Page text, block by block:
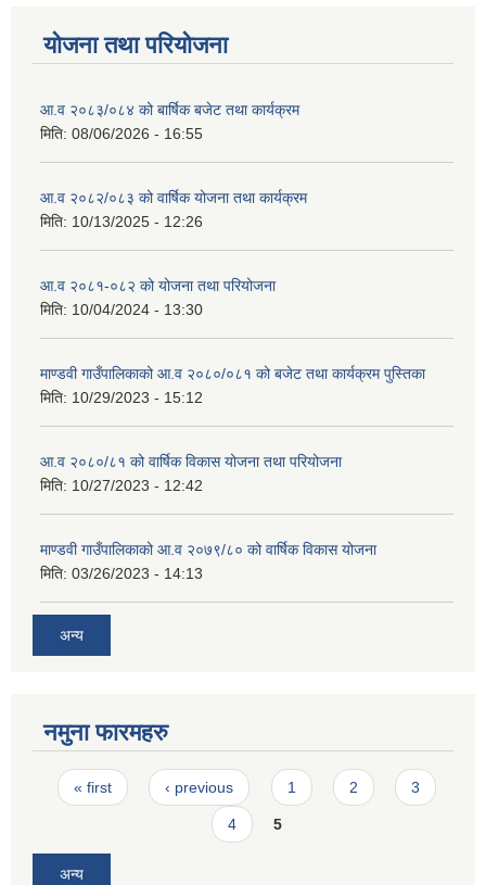
योजना तथा परियोजना
आ.व २०८३/०८४ को बार्षिक बजेट तथा कार्यक्रम
मिति: 08/06/2026 - 16:55
आ.व २०८२/०८३ को वार्षिक योजना तथा कार्यक्रम
मिति: 10/13/2025 - 12:26
आ.व २०८१-०८२ को योजना तथा परियोजना
मिति: 10/04/2024 - 13:30
माण्डवी गाउँपालिकाको आ.व २०८०/०८१ को बजेट तथा कार्यक्रम पुस्तिका
मिति: 10/29/2023 - 15:12
आ.व २०८०/८१ को वार्षिक विकास योजना तथा परियोजना
मिति: 10/27/2023 - 12:42
माण्डवी गाउँपालिकाको आ.व २०७९/८० को वार्षिक विकास योजना
मिति: 03/26/2023 - 14:13
अन्य
नमुना फारमहरु
Pages
« first ‹ previous 1 2 3
4 5
अन्य